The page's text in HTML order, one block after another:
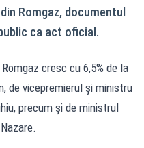
Romgaz, documentul
ca act oficial.
cresc cu 6,5% de la
de vicepremierul și ministru
precum și de ministrul